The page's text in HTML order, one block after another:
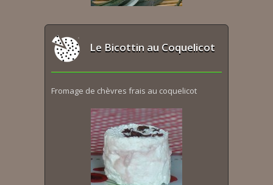
Le Bicottin au Coquelicot
Fromage de chèvres frais au coquelicot